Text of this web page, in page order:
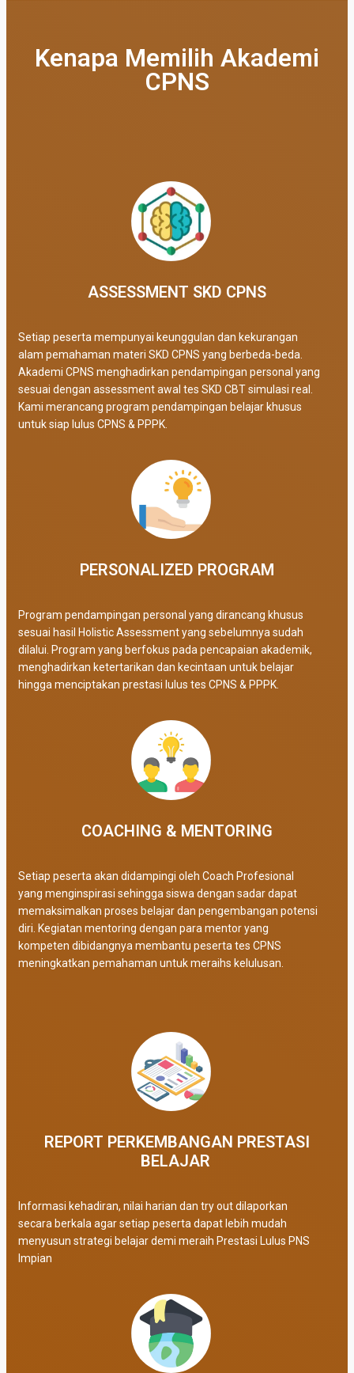
Kenapa Memilih Akademi
CPNS
ASSESSMENT SKD CPNS
Setiap peserta mempunyai keunggulan dan kekurangan
alam pemahaman materi SKD CPNS yang berbeda-beda.
Akademi CPNS menghadirkan pendampingan personal yang
sesuai dengan assessment awal tes SKD CBT simulasi real
Kami merancang program pendampingan belajar khusus
untuk siap lulus CPNS & PPPK.
PERSONALIZED PROGRAM​
Program pendampingan personal yang dirancang khusus
sesuai hasil Holistic Assessment yang sebelumnya sudah
dilalui. Program yang berfokus pada pencapaian akademik,
menghadirkan ketertarikan dan kecintaan untuk belajar
hingga menciptakan prestasi lulus tes CPNS & PPPK.
COACHING & MENTORING
Setiap peserta akan didampingi oleh Coach Profesional
yang menginspirasi sehingga siswa dengan sadar dapat
memaksimalkan proses belajar dan pengembangan potensi
diri. Kegiatan mentoring dengan para mentor yang
kompeten dibidangnya membantu peserta tes CPNS
meningkatkan pemahaman untuk meraihs kelulusan.
REPORT PERKEMBANGAN PRESTASI
BELAJAR ​
Informasi kehadiran, nilai harian dan try out dilaporkan
secara berkala agar setiap peserta dapat lebih mudah
menyusun strategi belajar demi meraih Prestasi Lulus PNS
Impian